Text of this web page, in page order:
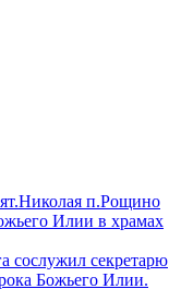
п.Рощино
Илии в храмах
сослужил секретарю
Божьего Илии.